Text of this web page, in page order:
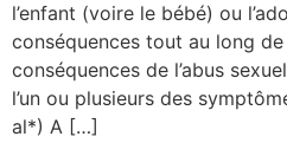
l’enfant (voire le bébé) ou
conséquences tout au long
conséquences de l’abus
l’un ou plusieurs des
al*) A […]